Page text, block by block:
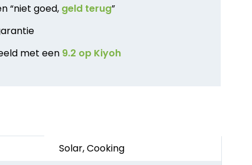
“niet goed, geld terug”
met een 9.2 op Kiyoh
Solar, Cooking